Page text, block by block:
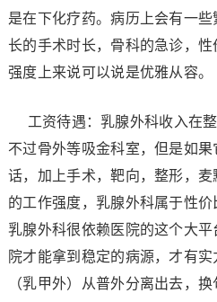
是在下化疗药。病历上会有一
长的手术时长，骨科的急诊，
强度上来说可以说是优雅从容。
工资待遇：乳腺外科收入在
不过骨外等吸金科室，但是如
话，加上手术，靶向，整形，
的工作强度，乳腺外科属于性价
乳腺外科很依赖医院的这个大
院才能拿到稳定的病源，才有
（乳甲外）从普外分离出去，